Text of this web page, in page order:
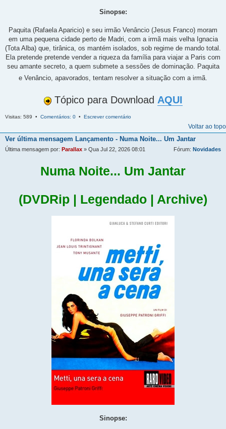
Sinopse:
Paquita (Rafaela Aparicio) e seu irmão Venâncio (Jesus Franco) moram
em uma pequena cidade perto de Madri, com a irmã mais velha Ignacia
(Tota Alba) que, tirânica, os mantém isolados, sob regime de mando total.
Ela pretende pretende vender a riqueza da família para viajar a Paris com
seu amante secreto, a quem submete a sessões de dominação. Paquita
e Venâncio, apavorados, tentam resolver a situação com a irmã.
Tópico para Download AQUI
Visitas: 589 • Comentários: 0 • Escrever comentário
Voltar ao topo
Ver última mensagem Lançamento - Numa Noite... Um Jantar
Última mensagem por: Parallax » Qua Jul 22, 2026 08:01 Fórum: Novidades
Numa Noite... Um Jantar
(DVDRip | Legendado | Archive)
Sinopse: